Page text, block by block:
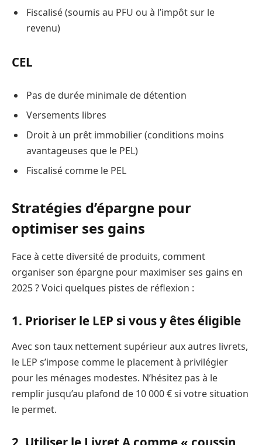
Fiscalisé (soumis au PFU ou à l’impôt sur le
revenu)
CEL
Pas de durée minimale de détention
Versements libres
Droit à un prêt immobilier (conditions moins
avantageuses que le PEL)
Fiscalisé comme le PEL
Stratégies d’épargne pour
optimiser ses gains
Face à cette diversité de produits, comment
organiser son épargne pour maximiser ses gains en
2025 ? Voici quelques pistes de réflexion :
1. Prioriser le LEP si vous y êtes éligible
Avec son taux nettement supérieur aux autres livrets,
le LEP s’impose comme le placement à privilégier
pour les ménages modestes. N’hésitez pas à le
remplir jusqu’au plafond de 10 000 € si votre situation
le permet.